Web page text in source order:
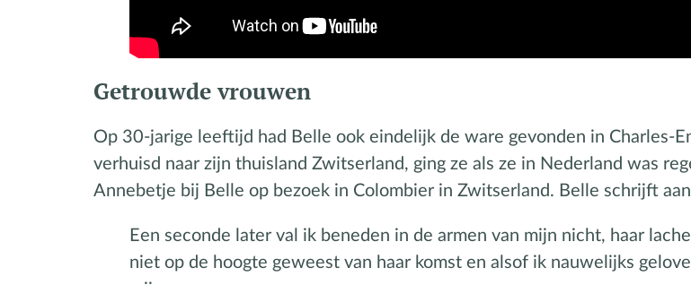
Getrouwde vrouwen
Op 30-jarige leeftijd had Belle ook eindelijk de ware gevonden in Charles-
verhuisd naar zijn thuisland Zwitserland, ging ze als ze in Nederland was
Annebetje bij Belle op bezoek in Colombier in Zwitserland. Belle schrijft
Een seconde later val ik beneden in de armen van mijn nicht, haar
niet op de hoogte geweest van haar komst en alsof ik nauwelijks